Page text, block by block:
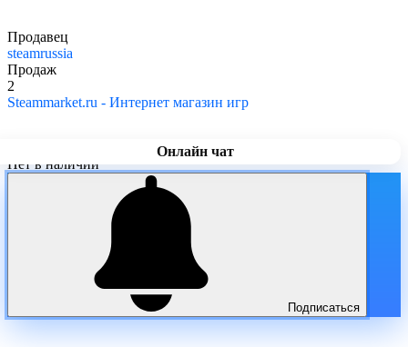
Онлайн чат
Продавец
steamrussia
Продаж
2
Steammarket.ru - Интернет магазин игр
Нет в наличии
Подписаться